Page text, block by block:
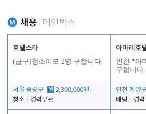
채용 메인박스
호텔스타
(급구)청소이모 2명 구합니다.
서울 중랑구 월 2,300,000원
청소
경력무관
아마레호
인천 *아
구합니다.
인천 계양구
베팅
경